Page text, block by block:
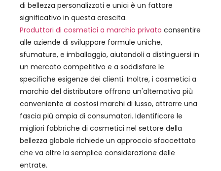
di bellezza personalizzati e unici è un fattore
significativo in questa crescita.
Produttori di cosmetici a marchio privato consentire
alle aziende di sviluppare formule uniche,
sfumature, e imballaggio, aiutandoli a distinguersi in
un mercato competitivo e a soddisfare le
specifiche esigenze dei clienti. Inoltre, i cosmetici a
marchio del distributore offrono un'alternativa più
conveniente ai costosi marchi di lusso, attrarre una
fascia più ampia di consumatori. Identificare le
migliori fabbriche di cosmetici nel settore della
bellezza globale richiede un approccio sfaccettato
che va oltre la semplice considerazione delle
entrate.